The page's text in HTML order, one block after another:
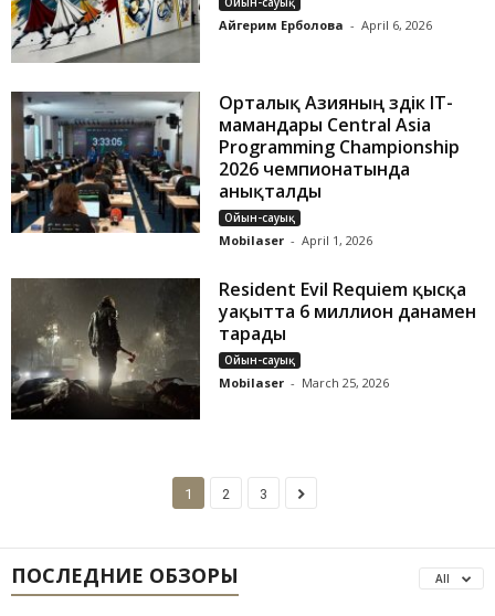
Айгерим Ерболова - April 6, 2026
Орталық Азияның үздік IT-
мамандары Central Asia
Programming Championship
2026 чемпионатында
анықталды
Ойын-сауық
Mobilaser - April 1, 2026
Resident Evil Requiem қысқа
уақытта 6 миллион данамен
тарады
Ойын-сауық
Mobilaser - March 25, 2026
1 2 3
ПОСЛЕДНИЕ ОБЗОРЫ All